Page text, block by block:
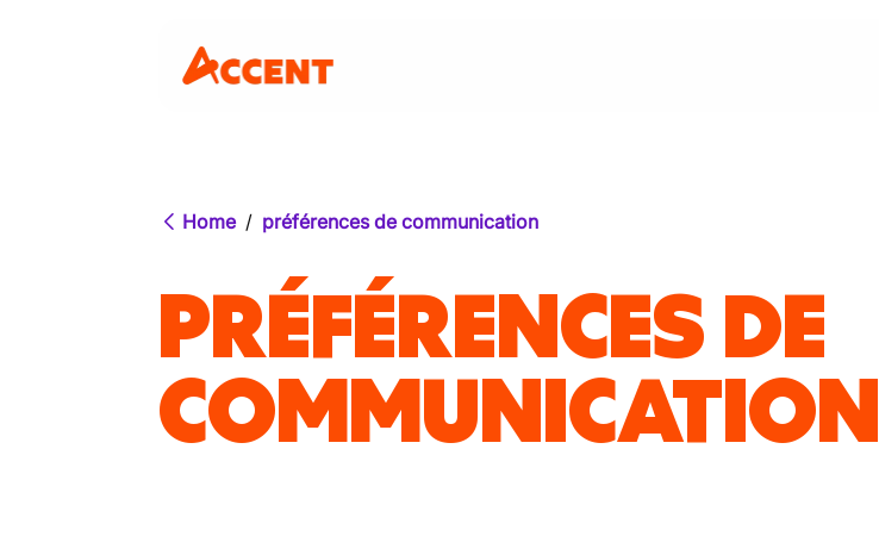
Home / préférences de communication
PRÉFÉRENCES DE
COMMUNICATION